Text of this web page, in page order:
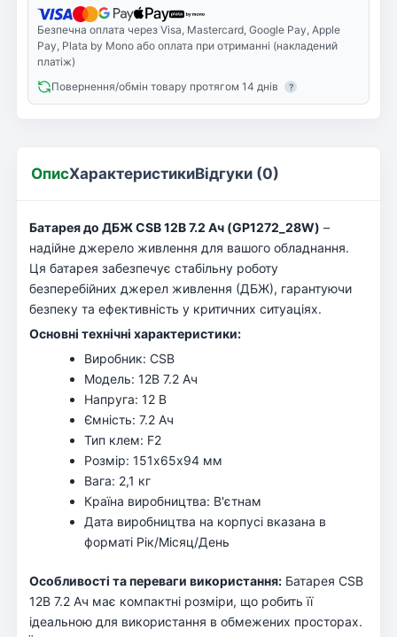
Безпечна оплата через Visa, Mastercard, Google Pay, Apple
Pay, Plata by Mono або оплата при отриманні (накладений
платіж)
Повернення/обмін товару протягом 14 днів
?
ОписХарактеристикиВідгуки (0)
Батарея до ДБЖ CSB 12В 7.2 Ач (GP1272_28W) –
надійне джерело живлення для вашого обладнання.
Ця батарея забезпечує стабільну роботу
безперебійних джерел живлення (ДБЖ), гарантуючи
безпеку та ефективність у критичних ситуаціях.
Основні технічні характеристики:
Виробник: CSB
Модель: 12В 7.2 Ач
Напруга: 12 В
Ємність: 7.2 Ач
Тип клем: F2
Розмір: 151х65х94 мм
Вага: 2,1 кг
Країна виробництва: В'єтнам
Дата виробництва на корпусі вказана в
форматі Рік/Місяц/День
Особливості та переваги використання: Батарея CSB
12В 7.2 Ач має компактні розміри, що робить її
ідеальною для використання в обмежених просторах.